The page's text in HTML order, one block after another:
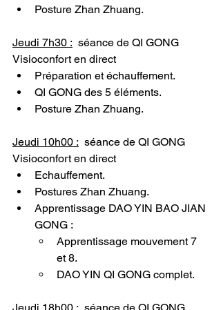
Posture Zhan Zhuang.
Jeudi 7h30 : séance de QI GONG
Visioconfort en direct
Préparation et échauffement.
QI GONG des 5 éléments.
Posture Zhan Zhuang.
Jeudi 10h00 : séance de QI GONG
Visioconfort en direct
Echauffement.
Postures Zhan Zhuang.
Apprentissage DAO YIN BAO JIAN
GONG :
Apprentissage mouvement 7
et 8.
DAO YIN QI GONG complet.